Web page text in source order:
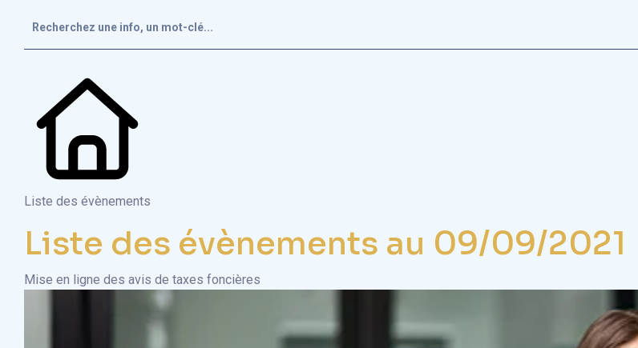
Liste des évènements
Liste des évènements au 09/09/2021
Mise en ligne des avis de taxes foncières